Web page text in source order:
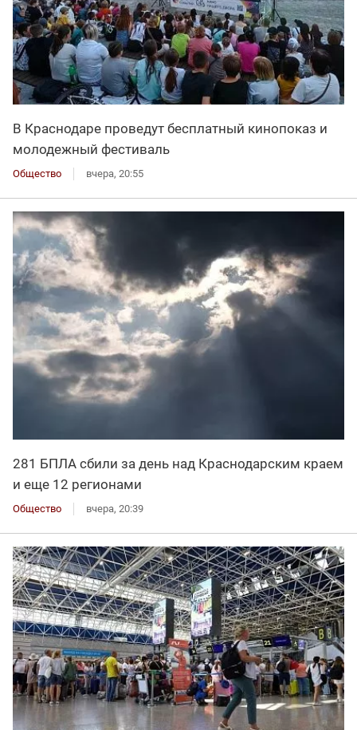
В Краснодаре проведут бесплатный кинопоказ и
молодежный фестиваль
Общество вчера, 20:55
281 БПЛА сбили за день над Краснодарским краем
и еще 12 регионами
Общество вчера, 20:39